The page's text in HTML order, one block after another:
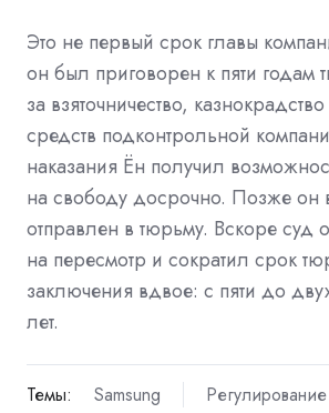
Это не первый срок главы
он был приговорен к пяти годам
за взяточничество,
средств подконтрольной
наказания Ён получил
на свободу досрочно. Позже он
отправлен в тюрьму. Вскоре суд
на пересмотр и сократил срок
заключения вдвое: с пяти до
лет.
Темы: Samsung Регулирование